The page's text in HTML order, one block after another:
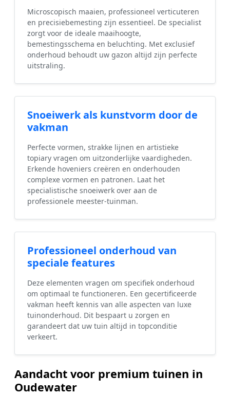
Microscopisch maaien, professioneel verticuteren
en precisiebemesting zijn essentieel. De specialist
zorgt voor de ideale maaihoogte,
bemestingsschema en beluchting. Met exclusief
onderhoud behoudt uw gazon altijd zijn perfecte
uitstraling.
Snoeiwerk als kunstvorm door de
vakman
Perfecte vormen, strakke lijnen en artistieke
topiary vragen om uitzonderlijke vaardigheden.
Erkende hoveniers creëren en onderhouden
complexe vormen en patronen. Laat het
specialistische snoeiwerk over aan de
professionele meester-tuinman.
Professioneel onderhoud van
speciale features
Deze elementen vragen om specifiek onderhoud
om optimaal te functioneren. Een gecertificeerde
vakman heeft kennis van alle aspecten van luxe
tuinonderhoud. Dit bespaart u zorgen en
garandeert dat uw tuin altijd in topconditie
verkeert.
Aandacht voor premium tuinen in
Oudewater